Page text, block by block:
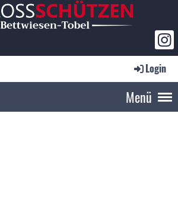
Login
Menü